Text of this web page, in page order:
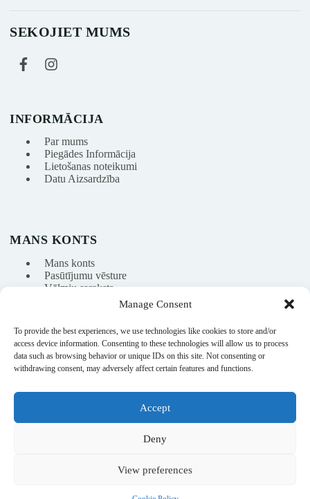
Manage Consent
To provide the best experiences, we use technologies like cookies to store and/or
access device information. Consenting to these technologies will allow us to process
data such as browsing behavior or unique IDs on this site. Not consenting or
withdrawing consent, may adversely affect certain features and functions.
Accept
Deny
View preferences
SEKOJIET MUMS
INFORMĀCIJA
Par mums
Piegādes Informācija
Lietošanas noteikumi
Datu Aizsardzība
MANS KONTS
Mans konts
Pasūtījumu vēsture
Vēlmju saraksts
info@nikasport.eu
+371 28228266
© 2015–2026 · Mākslas vingrošanas veikals · NikaSport.eu · SIA